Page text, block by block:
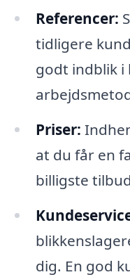
Referencer:
tidligere
godt indblik i
Priser:
at du får en
billigste
dig. En god